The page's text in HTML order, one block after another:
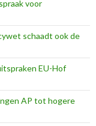
voor
schaadt ook de
EU-Hof
AP tot hogere